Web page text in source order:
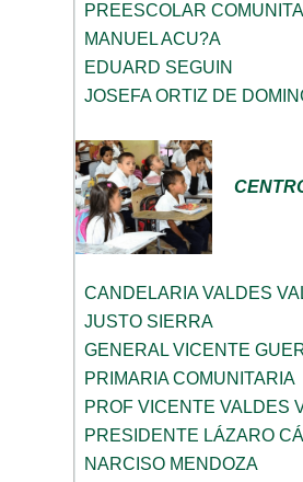
PREESCOLAR
MANUEL ACU?A
EDUARD SEGUIN
JOSEFA ORTIZ DE
CANDELARIA VALDES
JUSTO SIERRA
GENERAL VICENTE
PRIMARIA COMUNITARIA
PROF VICENTE VALDES
PRESIDENTE LÁZARO
NARCISO MENDOZA